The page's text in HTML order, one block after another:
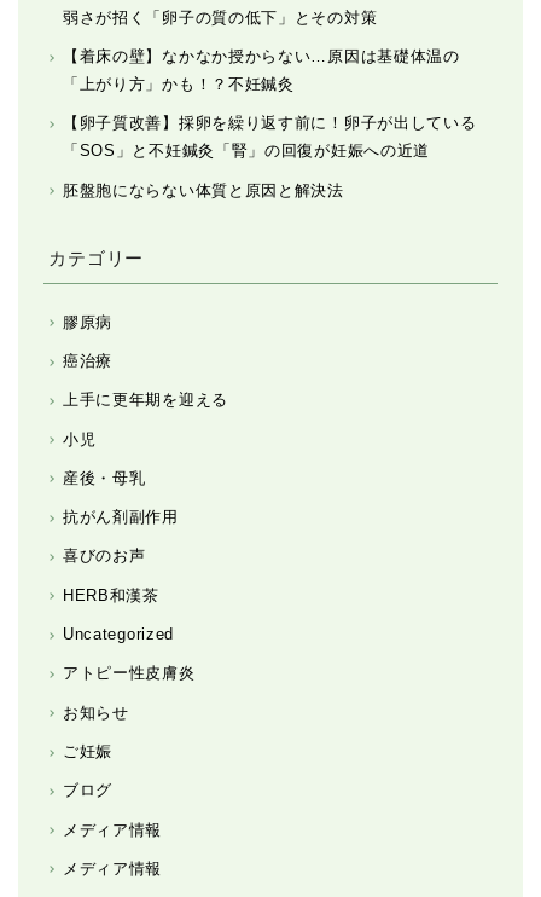
弱さが招く「卵子の質の低下」とその対策
【着床の壁】なかなか授からない…原因は基礎体温の
「上がり方」かも！？不妊鍼灸
【卵子質改善】採卵を繰り返す前に！卵子が出している
「SOS」と不妊鍼灸「腎」の回復が妊娠への近道
胚盤胞にならない体質と原因と解決法
カテゴリー
膠原病
癌治療
上手に更年期を迎える
小児
産後・母乳
抗がん剤副作用
喜びのお声
HERB和漢茶
Uncategorized
アトピー性皮膚炎
お知らせ
ご妊娠
ブログ
メディア情報
メディア情報